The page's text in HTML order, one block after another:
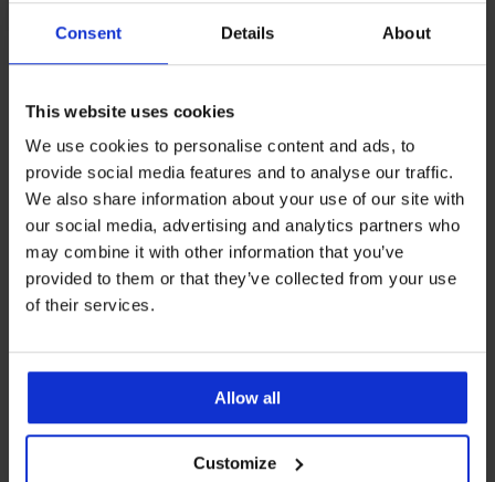
Consent Details About
This website uses cookies
We use cookies to personalise content and ads, to
provide social media features and to analyse our traffic.
We also share information about your use of our site with
our social media, advertising and analytics partners who
may combine it with other information that you’ve
provided to them or that they’ve collected from your use
of their services.
Allow all
Customize
-30%
Nočná
košeľa
Sleep
krátka
32,99
Výpredaj -60%
Nočná
košeľa
Aruelle
Freesia
26,40
€